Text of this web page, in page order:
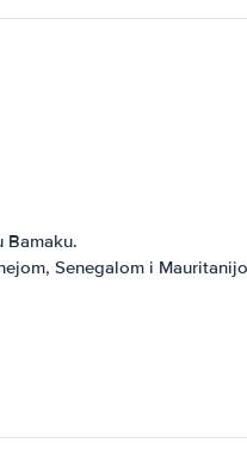
Bamaku.
Senegalom i